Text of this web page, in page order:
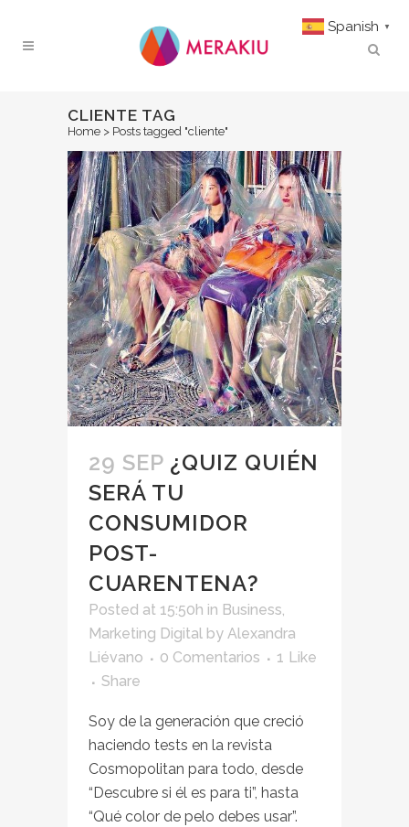
CLIENTE TAG
Home > Posts tagged "cliente"
29 SEP ¿QUIZ QUIÉN
SERÁ TU
CONSUMIDOR
POST-
CUARENTENA?
Posted at 15:50h in Business,
Marketing Digital by Alexandra
Liévano
0 Comentarios 1 Like
Share
Soy de la generación que creció
haciendo tests en la revista
Cosmopolitan para todo, desde
“Descubre si él es para ti”, hasta
“Qué color de pelo debes usar”.
Spanish ▼